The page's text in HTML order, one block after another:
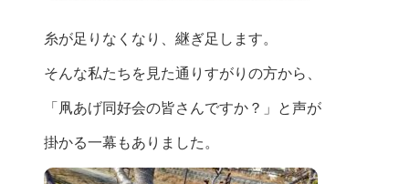
糸が足りなくなり、継ぎ足します。
そんな私たちを見た通りすがりの方から、
「凧あげ同好会の皆さんですか？」と声が
掛かる一幕もありました。